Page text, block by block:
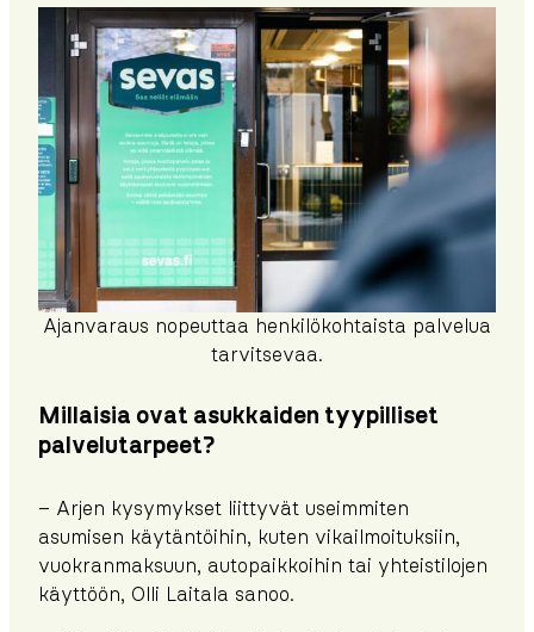
Ajanvaraus nopeuttaa henkilökohtaista palvelua
tarvitsevaa.
Millaisia ovat asukkaiden tyypilliset
palvelutarpeet?
– Arjen kysymykset liittyvät useimmiten
asumisen käytäntöihin, kuten vikailmoituksiin,
vuokranmaksuun, autopaikkoihin tai yhteistilojen
käyttöön, Olli Laitala sanoo.